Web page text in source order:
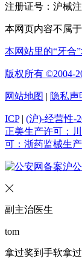
注册证号：沪械注
本网页内容不属
本网站里的“牙合
版权所有 ©2004-
网站地图 | 隐私声
ICP | (沪)-经营性-
正美生产许可：
可：浙药监械生
沪
副主治医生
tom
拿过奖到手软拿